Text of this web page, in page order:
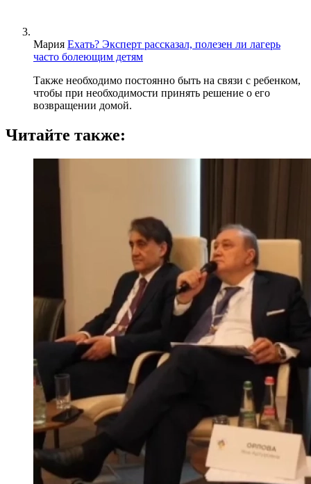
Мария Ехать? Эксперт рассказал, полезен ли лагерь
часто болеющим детям
Также необходимо постоянно быть на связи с ребенком,
чтобы при необходимости принять решение о его
возвращении домой.
Читайте также: